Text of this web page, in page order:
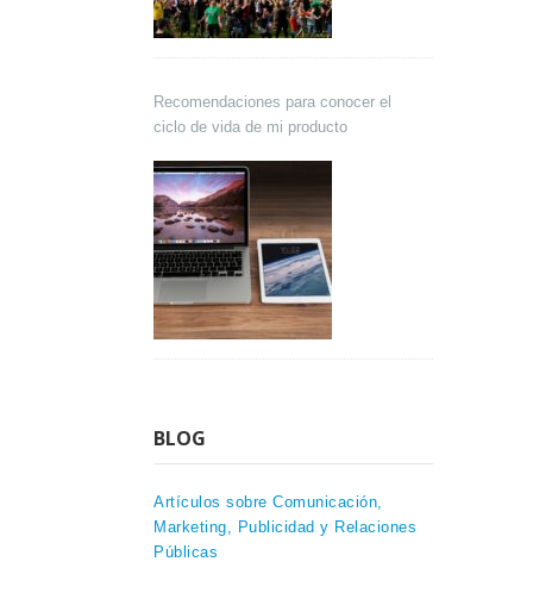
Recomendaciones para conocer el
ciclo de vida de mi producto
BLOG
Artículos sobre Comunicación,
Marketing, Publicidad y Relaciones
Públicas